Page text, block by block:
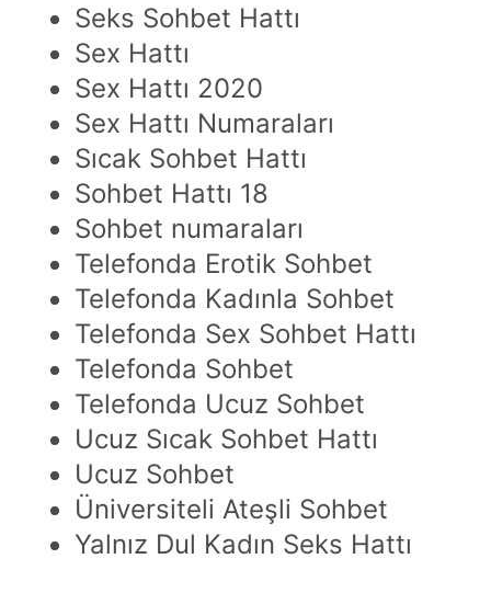
Seks Sohbet Hattı
Sex Hattı
Sex Hattı 2020
Sex Hattı Numaraları
Sıcak Sohbet Hattı
Sohbet Hattı 18
Sohbet numaraları
Telefonda Erotik Sohbet
Telefonda Kadınla Sohbet
Telefonda Sex Sohbet Hattı
Telefonda Sohbet
Telefonda Ucuz Sohbet
Ucuz Sıcak Sohbet Hattı
Ucuz Sohbet
Üniversiteli Ateşli Sohbet
Yalnız Dul Kadın Seks Hattı